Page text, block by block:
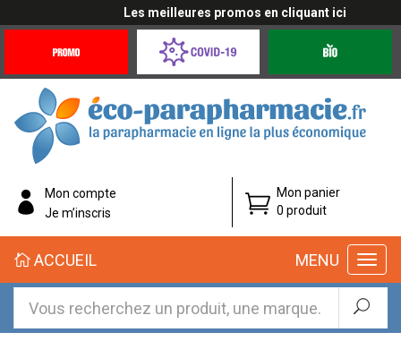
Les meilleures promos en cliquant ici
Offres
Coronavirus
éco-
parapharmacie.fr
éco-
parapharmacie.fr
Mon compte
Je m’inscris
Mon panier
0 produit
MENU
ACCUEIL